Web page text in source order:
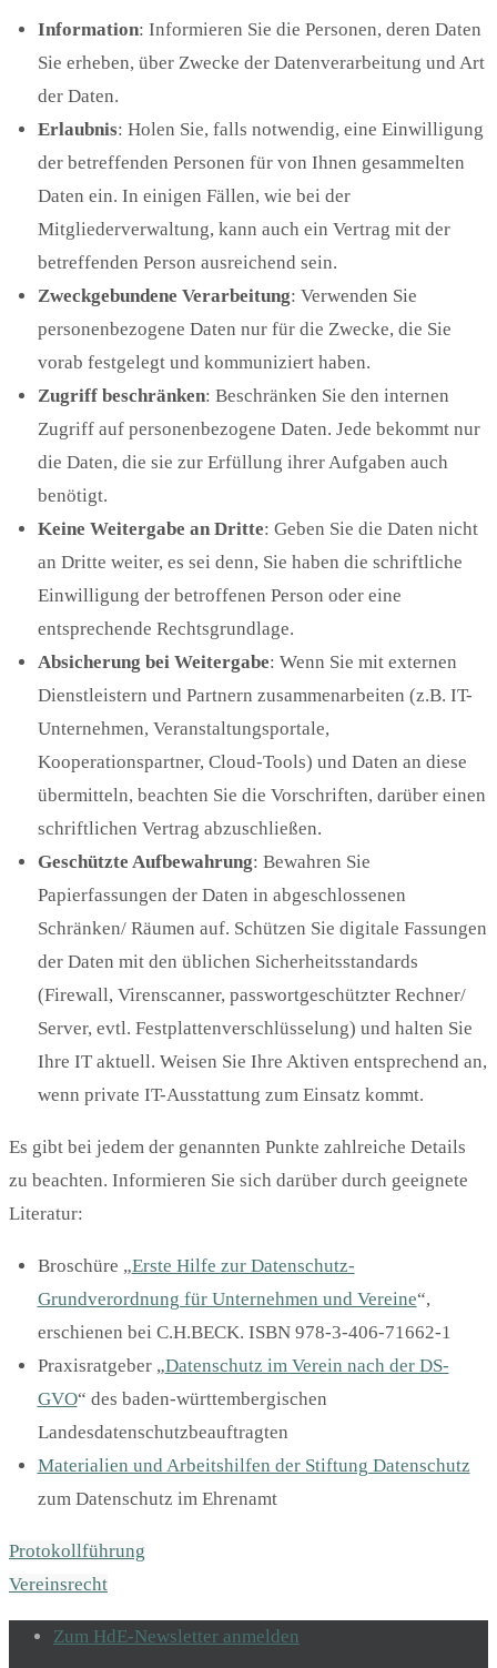
Information: Informieren Sie die Personen, deren Daten
Sie erheben, über Zwecke der Datenverarbeitung und Art
der Daten.
Erlaubnis: Holen Sie, falls notwendig, eine Einwilligung
der betreffenden Personen für von Ihnen gesammelten
Daten ein. In einigen Fällen, wie bei der
Mitgliederverwaltung, kann auch ein Vertrag mit der
betreffenden Person ausreichend sein.
Zweckgebundene Verarbeitung: Verwenden Sie
personenbezogene Daten nur für die Zwecke, die Sie
vorab festgelegt und kommuniziert haben.
Zugriff beschränken: Beschränken Sie den internen
Zugriff auf personenbezogene Daten. Jede bekommt nur
die Daten, die sie zur Erfüllung ihrer Aufgaben auch
benötigt.
Keine Weitergabe an Dritte: Geben Sie die Daten nicht
an Dritte weiter, es sei denn, Sie haben die schriftliche
Einwilligung der betroffenen Person oder eine
entsprechende Rechtsgrundlage.
Absicherung bei Weitergabe: Wenn Sie mit externen
Dienstleistern und Partnern zusammenarbeiten (z.B. IT-
Unternehmen, Veranstaltungsportale,
Kooperationspartner, Cloud-Tools) und Daten an diese
übermitteln, beachten Sie die Vorschriften, darüber einen
schriftlichen Vertrag abzuschließen.
Geschützte Aufbewahrung: Bewahren Sie
Papierfassungen der Daten in abgeschlossenen
Schränken/ Räumen auf. Schützen Sie digitale Fassungen
der Daten mit den üblichen Sicherheitsstandards
(Firewall, Virenscanner, passwortgeschützter Rechner/
Server, evtl. Festplattenverschlüsselung) und halten Sie
Ihre IT aktuell. Weisen Sie Ihre Aktiven entsprechend an,
wenn private IT-Ausstattung zum Einsatz kommt.
Es gibt bei jedem der genannten Punkte zahlreiche Details
zu beachten. Informieren Sie sich darüber durch geeignete
Literatur:
Broschüre „Erste Hilfe zur Datenschutz-
Grundverordnung für Unternehmen und Vereine“,
erschienen bei C.H.BECK. ISBN 978-3-406-71662-1
Praxisratgeber „Datenschutz im Verein nach der DS-
GVO“ des baden-württembergischen
Landesdatenschutzbeauftragten
Materialien und Arbeitshilfen der Stiftung Datenschutz
zum Datenschutz im Ehrenamt
Protokollführung
Vereinsrecht
Zum HdE-Newsletter anmelden